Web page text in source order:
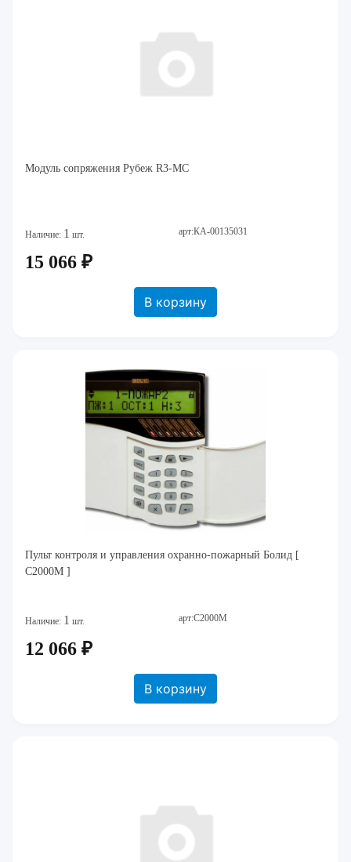
Модуль сопряжения Рубеж R3-МС
Наличие: 1 шт. арт:КА-00135031
15 066 ₽
В корзину
Пульт контроля и управления охранно-пожарный Болид [
С2000М ]
Наличие: 1 шт. арт:С2000М
12 066 ₽
В корзину